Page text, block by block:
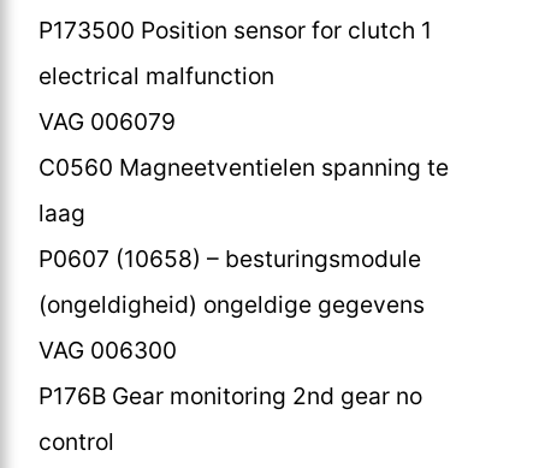
P173500 Position sensor for clutch 1
electrical malfunction
VAG 006079
C0560 Magneetventielen spanning te
laag
P0607 (10658) – besturingsmodule
(ongeldigheid) ongeldige gegevens
VAG 006300
P176B Gear monitoring 2nd gear no
control